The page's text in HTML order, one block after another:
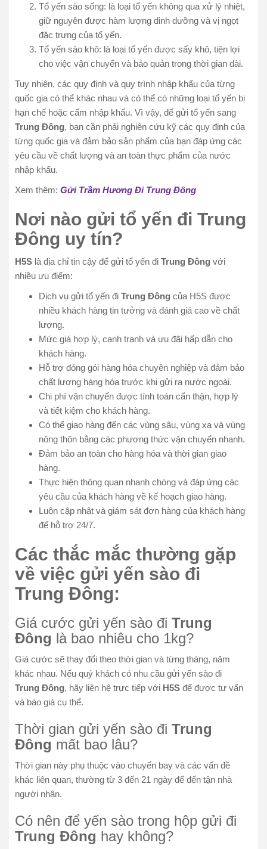
Tổ yến sào sống: là loại tổ yến không qua xử lý nhiệt,
giữ nguyên được hàm lượng dinh dưỡng và vị ngọt
đặc trưng của tổ yến.
Tổ yến sào khô: là loại tổ yến được sấy khô, tiện lợi
cho việc vận chuyển và bảo quản trong thời gian dài.
Tuy nhiên, các quy định và quy trình nhập khẩu của từng
quốc gia có thể khác nhau và có thể có những loại tổ yến bị
hạn chế hoặc cấm nhập khẩu. Vì vậy, để gửi tổ yến sang
Trung Đông, bạn cần phải nghiên cứu kỹ các quy định của
từng quốc gia và đảm bảo sản phẩm của bạn đáp ứng các
yêu cầu về chất lượng và an toàn thực phẩm của nước
nhập khẩu.
Xem thêm: Gửi Trầm Hương Đi Trung Đông
Nơi nào gửi tổ yến đi Trung
Đông uy tín?
H5S là địa chỉ tin cậy để gửi tổ yến đi Trung Đông với
nhiều ưu điểm:
Dịch vụ gửi tổ yến đi Trung Đông của H5S được
nhiều khách hàng tin tưởng và đánh giá cao về chất
lượng.
Mức giá hợp lý, cạnh tranh và ưu đãi hấp dẫn cho
khách hàng.
Hỗ trợ đóng gói hàng hóa chuyên nghiệp và đảm bảo
chất lượng hàng hóa trước khi gửi ra nước ngoài.
Chi phí vận chuyển được tính toán cẩn thận, hợp lý
và tiết kiệm cho khách hàng.
Có thể giao hàng đến các vùng sâu, vùng xa và vùng
nông thôn bằng các phương thức vận chuyển nhanh.
Đảm bảo an toàn cho hàng hóa và thời gian giao
hàng.
Thực hiện thông quan nhanh chóng và đáp ứng các
yêu cầu của khách hàng về kế hoạch giao hàng.
Luôn cập nhật và giám sát đơn hàng của khách hàng
để hỗ trợ 24/7.
Các thắc mắc thường gặp
về việc gửi yến sào đi
Trung Đông:
Giá cước gửi yến sào đi Trung
Đông là bao nhiêu cho 1kg?
Giá cước sẽ thay đổi theo thời gian và từng tháng, năm
khác nhau. Nếu quý khách có nhu cầu gửi yến sào đi
Trung Đông, hãy liên hệ trực tiếp với H5S để được tư vấn
và báo giá cụ thể.
Thời gian gửi yến sào đi Trung
Đông mất bao lâu?
Thời gian này phụ thuộc vào chuyến bay và các vấn đề
khác liên quan, thường từ 3 đến 21 ngày để đến tận nhà
người nhận.
Có nên để yến sào trong hộp gửi đi
Trung Đông hay không?